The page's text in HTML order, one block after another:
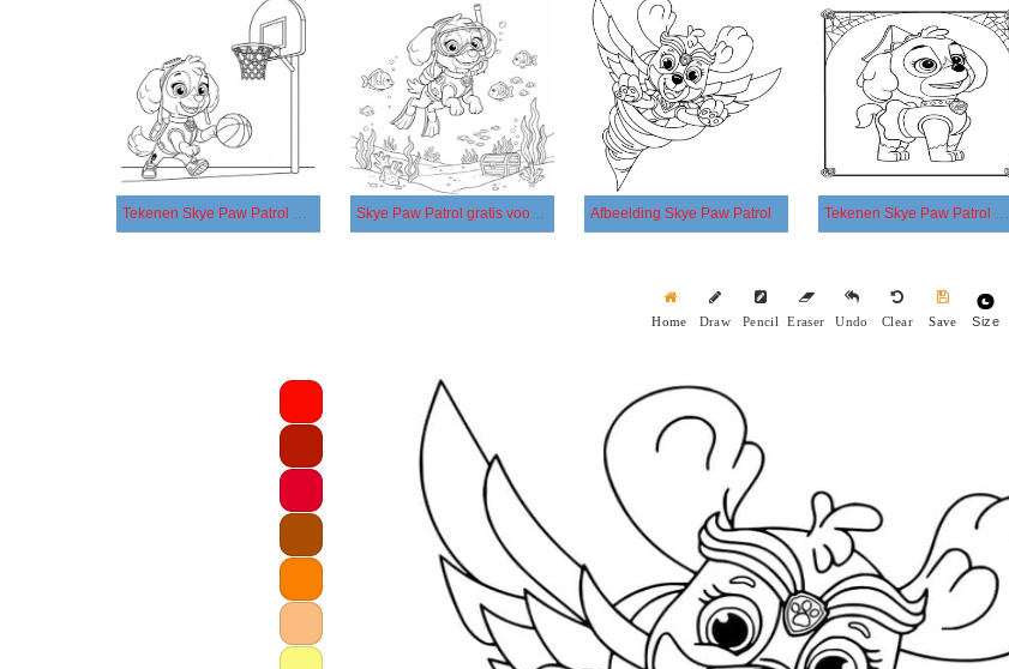
Tekenen Skye Paw Patrol gratis voor kinderen Skye Paw Patrol gratis voor kinderen Afbeelding Skye Paw Patrol Tekenen Skye Paw Patrol gratis afdrukbaar eenvoudig
Home Draw Pencil Eraser Undo Clear Save Size